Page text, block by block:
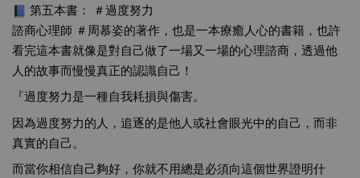
第五本書：
＃過度努力
諮商心理師 ＃周慕姿的著作 ，也是一本療癒人心的書籍，也許
看完這本書就像是對自己做了一場又一場的心理諮商，透過他
人的故事而慢慢真正的認識自己！
『過度努力是一種自我耗損與傷害。
因為過度努力的人，追逐的是他人或社會眼光中的自己，而非
真實的自己。
而當你相信自己夠好，你就不用總是必須向這個世界證明什